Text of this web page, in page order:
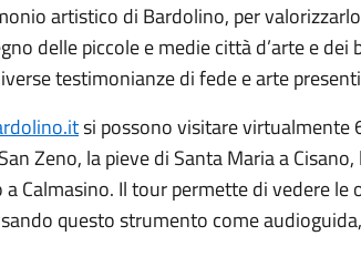
artistico di Bardolino, per
delle piccole e medie città d’arte e dei
testimonianze di fede e arte
si possono visitare virtualmente
Zeno, la pieve di Santa Maria a Cisano,
Calmasino. Il tour permette di vedere le
questo strumento come